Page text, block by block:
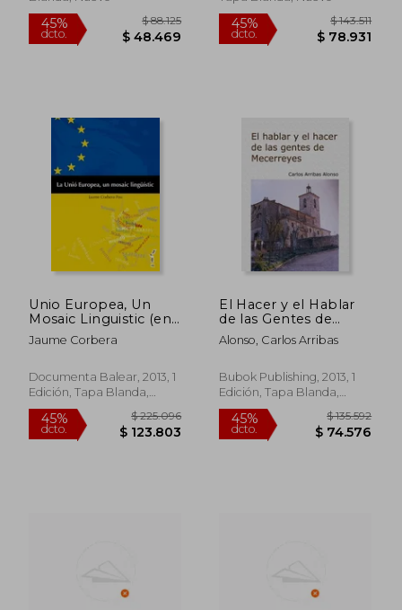
dcto. $ 78.493 dcto. $
45% $ 88.125 45% $
Unio Europea, Un
Mosaic Linguistic (en
Catalán)
Jaume Corbera
Documenta Balear, 2013, 1
Edición, Tapa Blanda,
Nuevo
El Hacer y el Hablar
de las Gentes de
Mecerreyes: Burgos
1940-1970
Alonso, Carlos Arribas
Bubok Publishing, 2013, 1
Edición, Tapa Blanda,
Nuevo